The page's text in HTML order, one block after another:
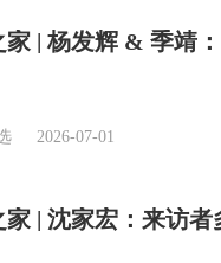
家 | 杨发辉 & 季靖
2026-07-01
家 | 沈家宏：来访